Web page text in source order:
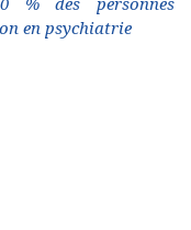
% des personnes
en psychiatrie